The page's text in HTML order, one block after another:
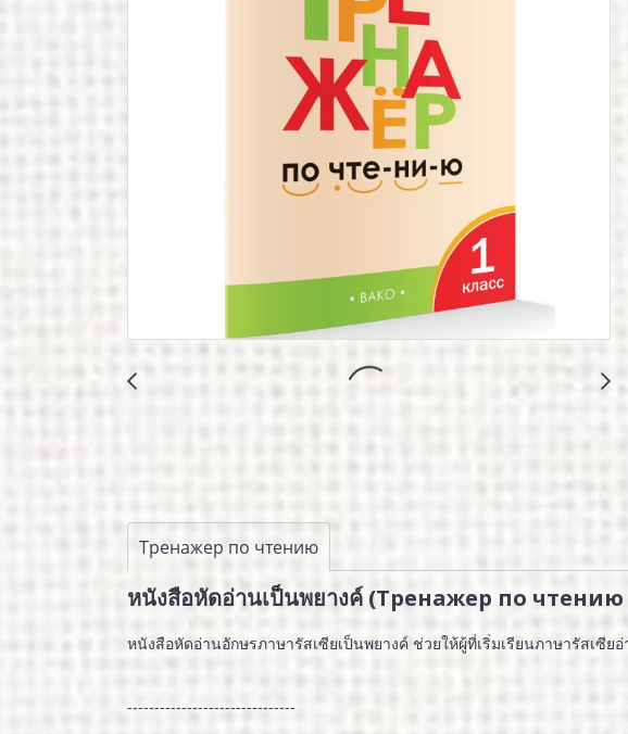
Тренажер по чтению
หนังสือหัดอ่านเป็นพยางค์ (Тренажер по чтению
หนังสือหัดอ่านอักษรภาษารัสเซียเป็นพยางค์ ช่วยให้ผู้ที่เริ่มเรียนภาษารัสเซี
-------------------------------